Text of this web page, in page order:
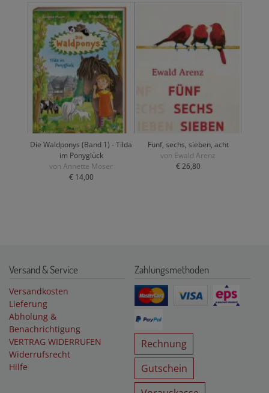
Die Waldponys (Band 1) - Tilda
im Ponyglück
von Annette Moser
€ 14,00
Fünf, sechs, sieben, acht
von Ewald Arenz
€ 26,80
Versand & Service
Versandkosten
Lieferung
Abholung &
Benachrichtigung
VERTRAG WIDERRUFEN
Widerrufsrecht
Hilfe
Zahlungsmethoden
Rechnung
Gutschein